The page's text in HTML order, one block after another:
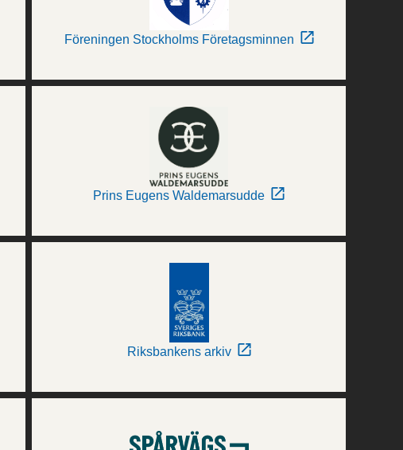
Föreningen Stockholms Företagsminnen
Prins Eugens Waldemarsudde
Riksbankens arkiv